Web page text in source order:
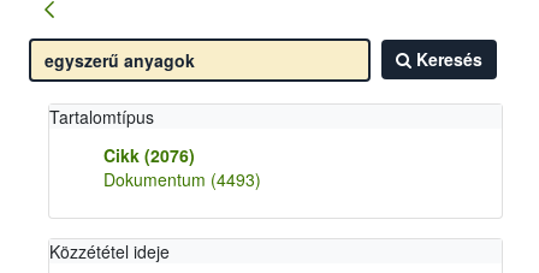
Keresés
Tartalomtípus
Cikk (2076)
Dokumentum (4493)
Közzététel ideje